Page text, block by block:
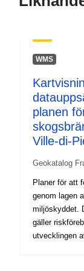
Spatial:
Rumslig
Identifierare:
WMS
planen
Ville-di-
Geokatalog
Planer för att
genom lagen
miljöskyddet.
gäller
utvecklingen